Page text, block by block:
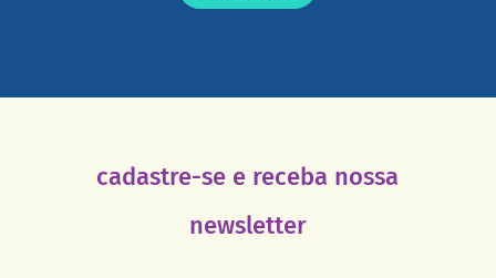
cadastre-se e receba nossa
newsletter